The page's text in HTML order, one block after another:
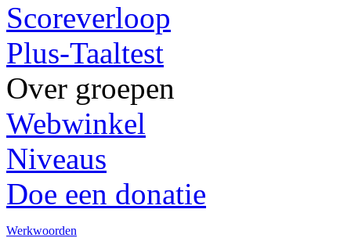
Scoreverloop
Plus-Taaltest
Over groepen
Webwinkel
Niveaus
Doe een donatie
Werkwoorden